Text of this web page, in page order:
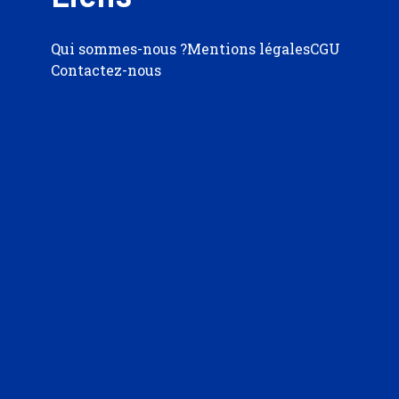
Qui sommes-nous ?Mentions légalesCGU
Contactez-nous